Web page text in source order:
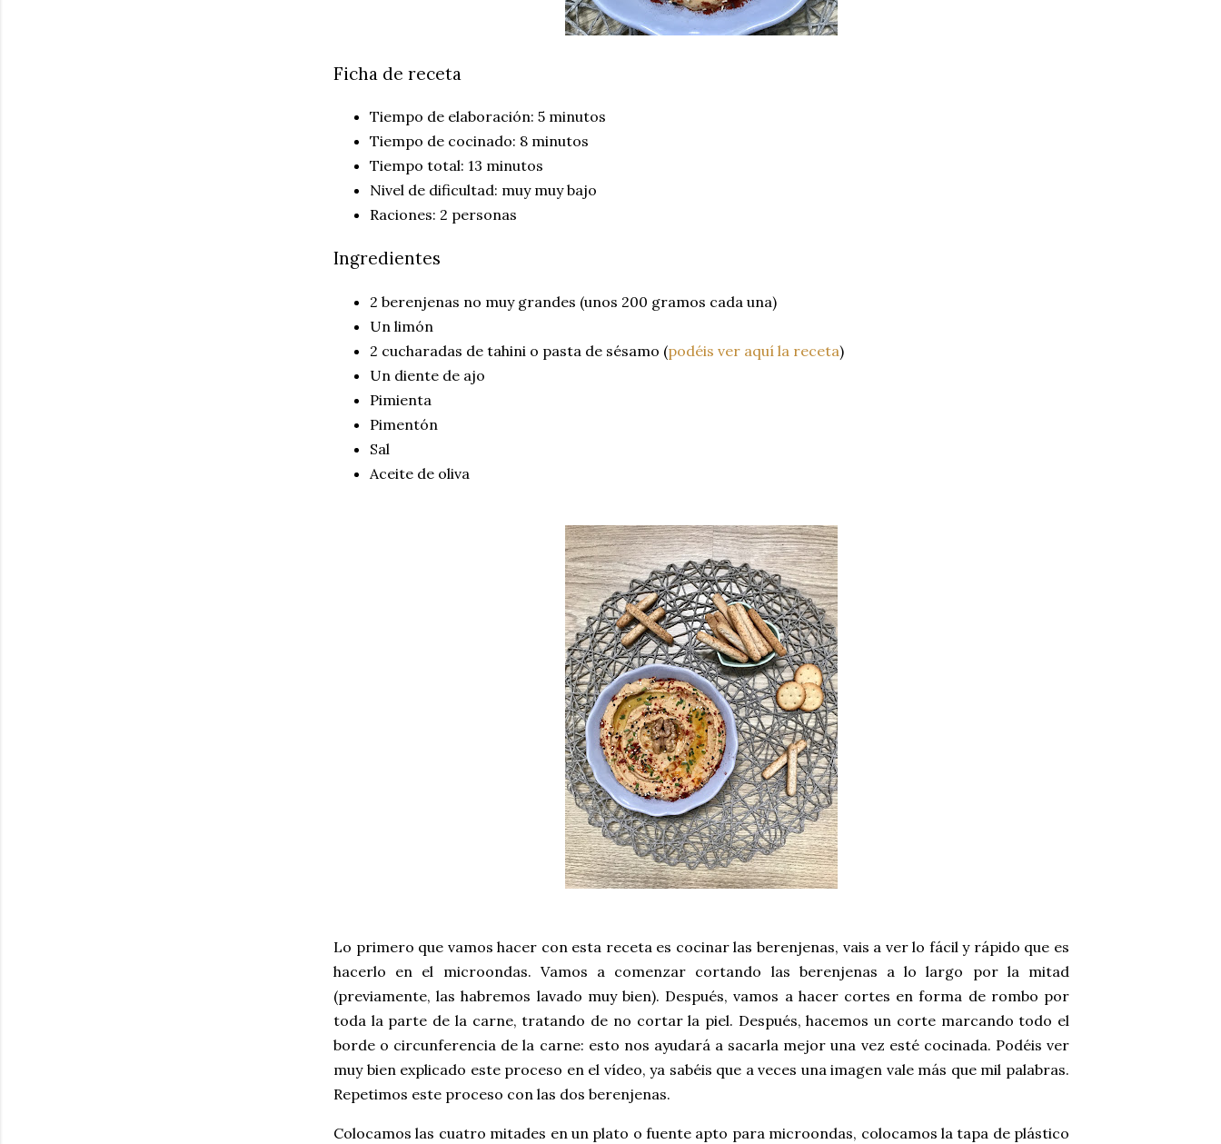
Ficha de receta
Tiempo de elaboración: 5 minutos
Tiempo de cocinado: 8 minutos
Tiempo total: 13 minutos
Nivel de dificultad: muy muy bajo
Raciones: 2 personas
Ingredientes
2 berenjenas no muy grandes (unos 200 gramos cada una)
Un limón
2 cucharadas de tahini o pasta de sésamo (podéis ver aquí la receta)
Un diente de ajo
Pimienta
Pimentón
Sal
Aceite de oliva
Lo primero que vamos hacer con esta receta es cocinar las berenjenas, vais a ver lo fácil y rápido que es
hacerlo en el microondas. Vamos a comenzar cortando las berenjenas a lo largo por la mitad
(previamente, las habremos lavado muy bien). Después, vamos a hacer cortes en forma de rombo por
toda la parte de la carne, tratando de no cortar la piel. Después, hacemos un corte marcando todo el
borde o circunferencia de la carne: esto nos ayudará a sacarla mejor una vez esté cocinada. Podéis ver
muy bien explicado este proceso en el vídeo, ya sabéis que a veces una imagen vale más que mil palabras.
Repetimos este proceso con las dos berenjenas.
Colocamos las cuatro mitades en un plato o fuente apto para microondas, colocamos la tapa de plástico